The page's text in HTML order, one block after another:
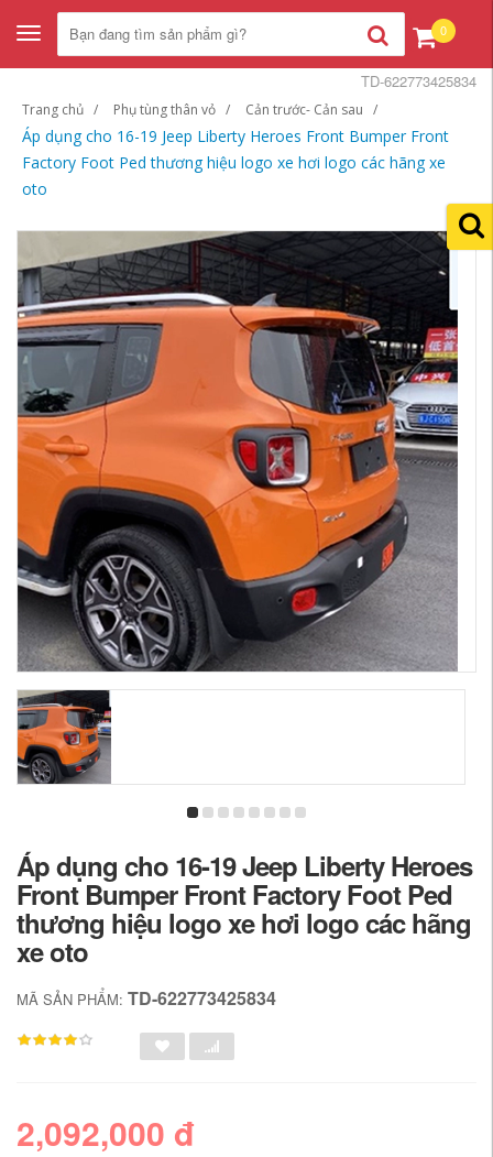
Toggle
navigation
0
Trang chủ Phụ tùng thân vỏ Cản trước- Cản sau
Áp dụng cho 16-19 Jeep Liberty Heroes Front Bumper Front
Factory Foot Ped thương hiệu logo xe hơi logo các hãng xe
oto
TD-622773425834
Áp dụng cho 16-19 Jeep Liberty Heroes
Front Bumper Front Factory Foot Ped
thương hiệu logo xe hơi logo các hãng
xe oto
MÃ SẢN PHẨM: TD-622773425834
2,092,000 đ